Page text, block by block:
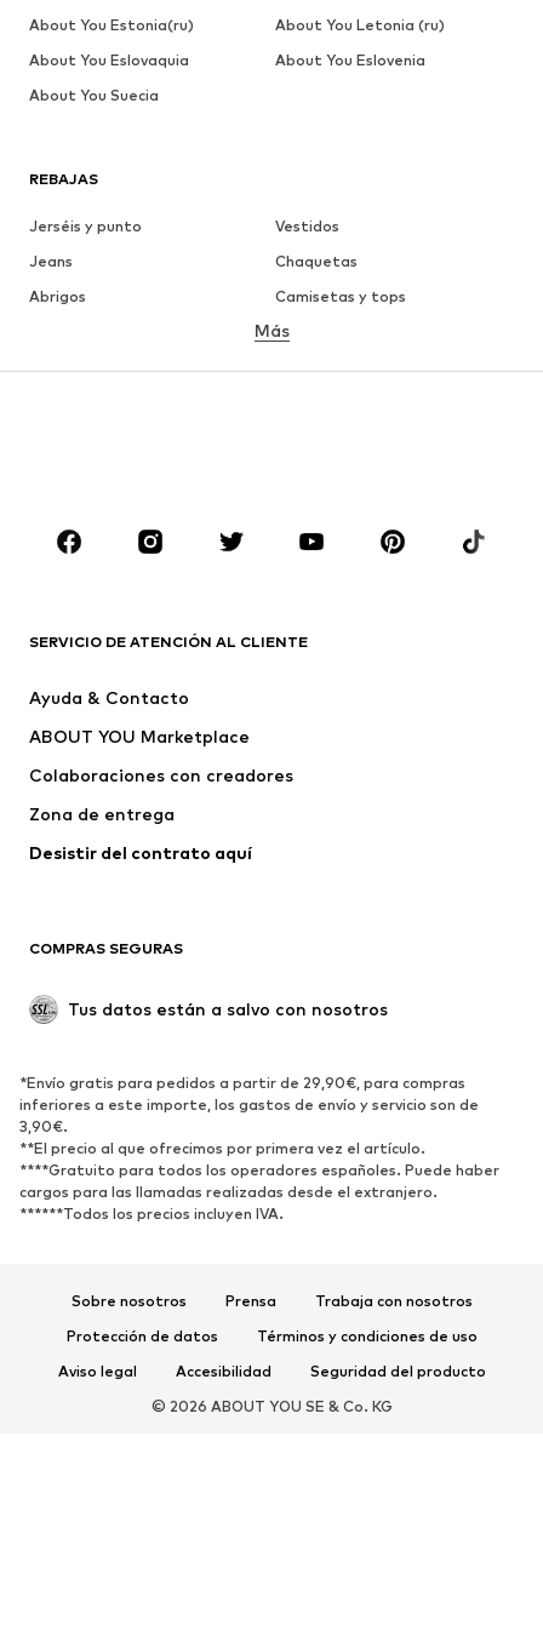
REBAJAS
Jerséis y punto
Vestidos
Jeans
Chaquetas
Abrigos
Camisetas y tops
Ropa interior
Zapatos
Deporte
Vestidos
Camisetas y tops
Chaquetas
Jerséis y punto
Ropa interior
Abrigos
Tallas grandes
Reciclado
ZAPATOS
Nuevo
Zapatillas de deporte
Botines
Zapatos de tacón y plataforma Botas
Zapatillas de casa
Exclusivo
Más
SERVICIO DE ATENCIÓN AL CLIENTE
Ayuda & Contacto
ABOUT YOU Marketplace
Colaboraciones con creadores
Zona de entrega
Desistir del contrato aquí
COMPRAS SEGURAS
Tus datos están a salvo con nosotros
*Envío gratis para pedidos a partir de 29,90€, para compras
inferiores a este importe, los gastos de envío y servicio son de
3,90€.
**El precio al que ofrecimos por primera vez el artículo.
****Gratuito para todos los operadores españoles. Puede haber
cargos para las llamadas realizadas desde el extranjero.
******Todos los precios incluyen IVA.
Sobre nosotros Prensa
Trabaja con nosotros
Protección de datos
Términos y condiciones de uso
Aviso legal
Accesibilidad
Seguridad del producto
© 2026 ABOUT YOU SE & Co. KG
About You Estonia(ru)
About You Letonia (ru)
About You Eslovaquia
About You Eslovenia
About You Suecia